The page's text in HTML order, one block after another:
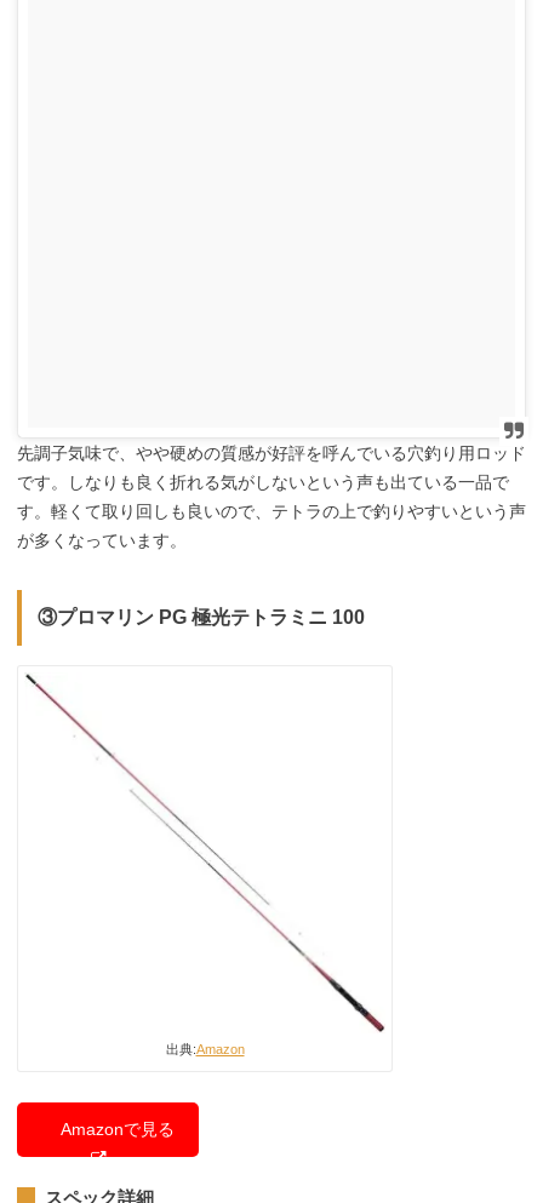
先調子気味で、やや硬めの質感が好評を呼んでいる穴釣り用ロッド
です。しなりも良く折れる気がしないという声も出ている一品で
す。軽くて取り回しも良いので、テトラの上で釣りやすいという声
が多くなっています。
③プロマリン PG 極光テトラミニ 100
出典:Amazon
Amazonで見る
スペック詳細